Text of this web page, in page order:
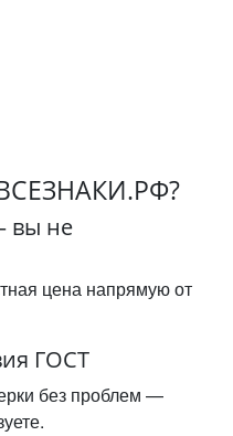
вы не
цена напрямую от
ГОСТ
без проблем —